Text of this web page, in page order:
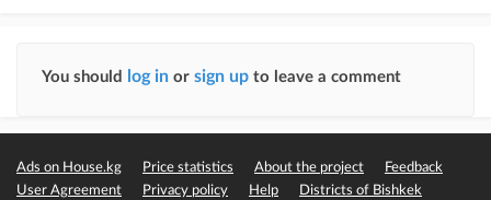
You should log in or sign up to leave a comment
Ads on House.kg Price statistics About the project
Feedback
User Agreement
Privacy policy Help Districts of Bishkek